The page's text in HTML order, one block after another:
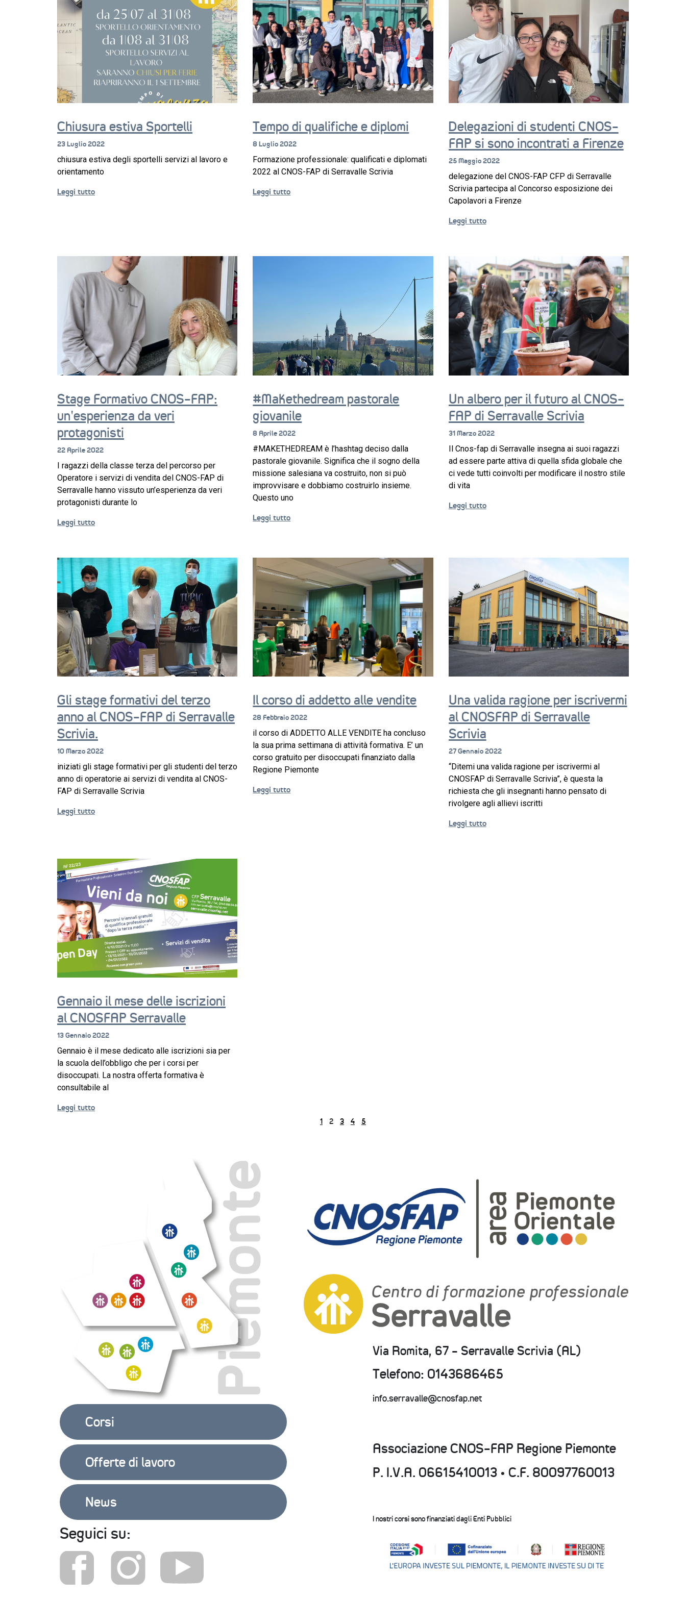
Chiusura estiva Sportelli
23 Luglio 2022
chiusura estiva degli sportelli servizi al lavoro e
orientamento
Leggi tutto
Tempo di qualifiche e diplomi
8 Luglio 2022
Formazione professionale: qualificati e diplomati
2022 al CNOS-FAP di Serravalle Scrivia
Leggi tutto
Delegazioni di studenti CNOS-
FAP si sono incontrati a Firenze
25 Maggio 2022
delegazione del CNOS-FAP CFP di Serravalle
Scrivia partecipa al Concorso esposizione dei
Capolavori a Firenze
Leggi tutto
Stage Formativo CNOS-FAP:
un’esperienza da veri
protagonisti
22 Aprile 2022
I ragazzi della classe terza del percorso per
Operatore i servizi di vendita del CNOS-FAP di
Serravalle hanno vissuto un’esperienza da veri
protagonisti durante lo
Leggi tutto
#Makethedream pastorale
giovanile
8 Aprile 2022
#MAKETHEDREAM è l’hashtag deciso dalla
pastorale giovanile. Significa che il sogno della
missione salesiana va costruito, non si può
improvvisare e dobbiamo costruirlo insieme.
Questo uno
Leggi tutto
Un albero per il futuro al CNOS-
FAP di Serravalle Scrivia
31 Marzo 2022
Il Cnos-fap di Serravalle insegna ai suoi ragazzi
ad essere parte attiva di quella sfida globale che
ci vede tutti coinvolti per modificare il nostro stile
di vita
Leggi tutto
Gli stage formativi del terzo
anno al CNOS-FAP di Serravalle
Scrivia.
10 Marzo 2022
iniziati gli stage formativi per gli studenti del terzo
anno di operatorie ai servizi di vendita al CNOS-
FAP di Serravalle Scrivia
Leggi tutto
Il corso di addetto alle vendite
28 Febbraio 2022
il corso di ADDETTO ALLE VENDITE ha concluso
la sua prima settimana di attività formativa. E’ un
corso gratuito per disoccupati finanziato dalla
Regione Piemonte
Leggi tutto
Una valida ragione per iscrivermi
al CNOSFAP di Serravalle
Scrivia
27 Gennaio 2022
“Ditemi una valida ragione per iscrivermi al
CNOSFAP di Serravalle Scrivia”, è questa la
richiesta che gli insegnanti hanno pensato di
rivolgere agli allievi iscritti
Leggi tutto
Gennaio il mese delle iscrizioni
al CNOSFAP Serravalle
13 Gennaio 2022
Gennaio è il mese dedicato alle iscrizioni sia per
la scuola dell’obbligo che per i corsi per
disoccupati. La nostra offerta formativa è
consultabile al
Leggi tutto
1 2 3 4 5
Corsi
Offerte di lavoro
News
Seguici su:
Via Romita, 67 - Serravalle Scrivia (AL)
Telefono: 0143686465
info.serravalle@cnosfap.net
Associazione CNOS-FAP Regione Piemonte
P. I.V.A. 06615410013 • C.F. 80097760013
I nostri corsi sono finanziati dagli Enti Pubblici